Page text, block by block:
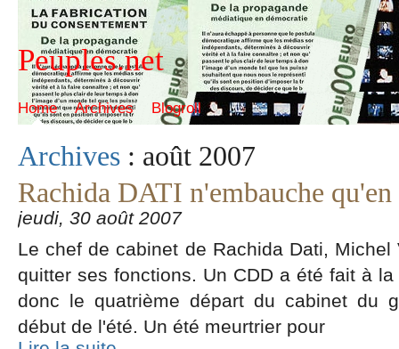
Peuples.net
Home Archives Blogroll
Archives : août 2007
Rachida DATI n'embauche
jeudi, 30 août 2007
Le chef de cabinet de Rachida Dati,
quitter ses fonctions. Un CDD a été fait à
donc le quatrième départ du cabinet du
début de l'été. Un été meurtrier pour